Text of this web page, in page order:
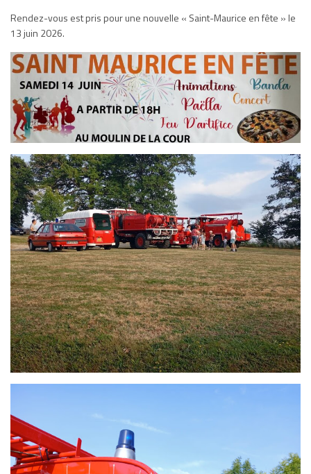
Rendez-vous est pris pour une nouvelle « Saint-Maurice en fête » le
13 juin 2026.